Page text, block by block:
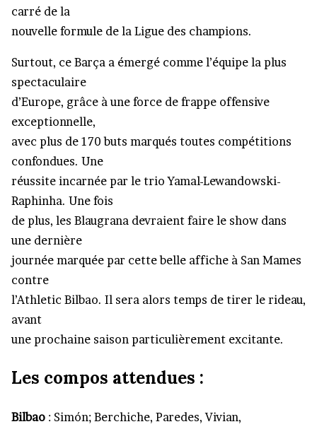
carré de la
nouvelle formule de la Ligue des champions.
Surtout, ce Barça a émergé comme l’équipe la plus
spectaculaire
d’Europe, grâce à une force de frappe offensive
exceptionnelle,
avec plus de 170 buts marqués toutes compétitions
confondues. Une
réussite incarnée par le trio Yamal-Lewandowski-
Raphinha. Une fois
de plus, les Blaugrana devraient faire le show dans
une dernière
journée marquée par cette belle affiche à San Mames
contre
l’Athletic Bilbao. Il sera alors temps de tirer le rideau,
avant
une prochaine saison particulièrement excitante.
Les compos attendues :
Bilbao : Simón; Berchiche, Paredes, Vivian,